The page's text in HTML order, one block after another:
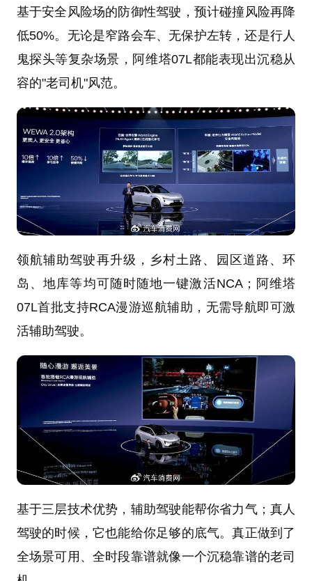
基于安全风险场的防御性驾驶，预计碰撞风险再降
低50%。无论是窄路会车、无保护左转，还是行人
鬼探头等复杂场景，阿维塔07L都能表现出沉稳从
容的"老司机"风范。
领航辅助驾驶再升级，乡村土路、园区道路、环
岛、地库等均可随时随地一键激活NCA；阿维塔
07L首批支持RCA漫游巡航辅助，无需导航即可激
活辅助驾驶。
基于三层技术优势，辅助驾驶能帮你省力气；真人
驾驶的时候，它也能给你足够的底气。真正做到了
全场景可用、全时段靠谱就像一个沉稳靠谱的老司